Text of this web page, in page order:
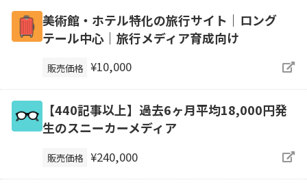
美術館・ホテル特化の旅行サイト｜ロング
テール中心｜旅行メディア育成向け
販売価格 ¥10,000
【440記事以上】過去6ヶ月平均18,000円発
生のスニーカーメディア
販売価格 ¥240,000